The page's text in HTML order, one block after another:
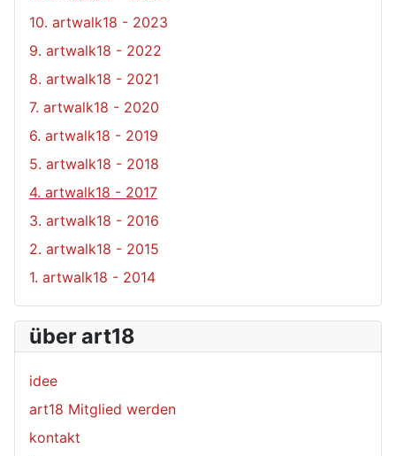
10. artwalk18 - 2023
9. artwalk18 - 2022
8. artwalk18 - 2021
7. artwalk18 - 2020
6. artwalk18 - 2019
5. artwalk18 - 2018
4. artwalk18 - 2017
3. artwalk18 - 2016
2. artwalk18 - 2015
1. artwalk18 - 2014
über art18
idee
art18 Mitglied werden
kontakt